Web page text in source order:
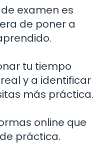
examen es
de poner a
tu tiempo
y a identificar
más práctica.
online que
práctica.